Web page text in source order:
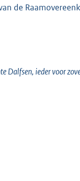
de
Dalfsen, ieder voor